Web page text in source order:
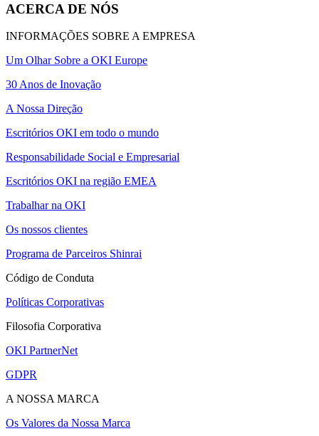
ACERCA DE NÓS
INFORMAÇÕES SOBRE A EMPRESA
Um Olhar Sobre a OKI Europe
30 Anos de Inovação
A Nossa Direção
Escritórios OKI em todo o mundo
Responsabilidade Social e Empresarial
Escritórios OKI na região EMEA
Trabalhar na OKI
Os nossos clientes
Programa de Parceiros Shinrai
Código de Conduta
Políticas Corporativas
Filosofia Corporativa
OKI PartnerNet
GDPR
A NOSSA MARCA
Os Valores da Nossa Marca